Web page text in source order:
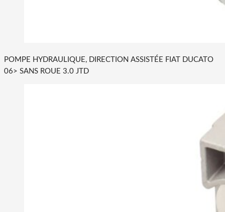
POMPE HYDRAULIQUE, DIRECTION ASSISTÉE FIAT DUCATO
06> SANS ROUE 3.0 JTD